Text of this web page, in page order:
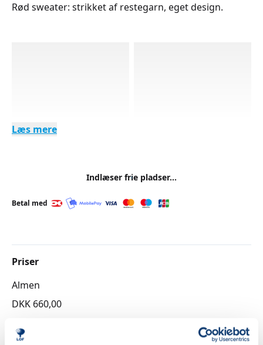
Rød sweater: strikket af restegarn, eget design.
Læs mere
Indlæser frie pladser...
Betal med
Priser
Almen
DKK 660,00
Info